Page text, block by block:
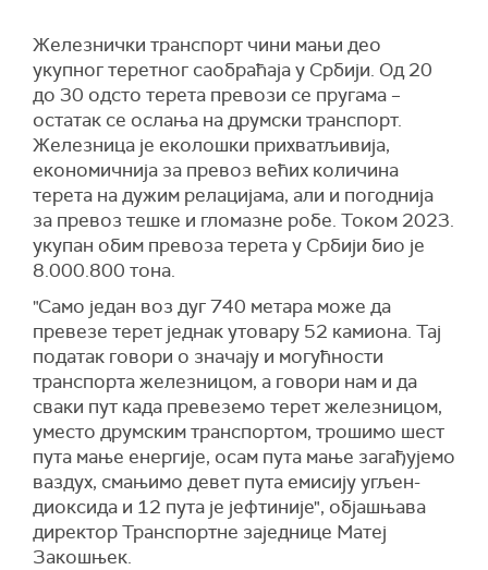
Железнички транспорт чини мањи део
укупног теретног саобраћаја у Србији. Од 20
до 30 одсто терета превози се пругама –
остатак се ослања на друмски транспорт.
Железница је еколошки прихватљивија,
економичнија за превоз већих количина
терета на дужим релацијама, али и погоднија
за превоз тешке и гломазне робе. Током 2023.
укупан обим превоза терета у Србији био је
8.000.800 тона.
"Само један воз дуг 740 метара може да
превезе терет једнак утовару 52 камиона. Тај
податак говори о значају и могућности
транспорта железницом, а говори нам и да
сваки пут када превеземо терет железницом,
уместо друмским транспортом, трошимо шест
пута мање енергије, осам пута мање загађујемо
ваздух, смањимо девет пута емисију угљен-
диоксида и 12 пута је јефтиније", објашњава
директор Транспортне заједнице Матеј
Закошњек.